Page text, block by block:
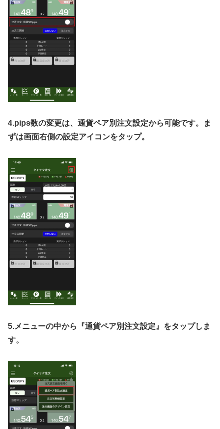
4.pips数の変更は、通貨ペア別注文設定から可能です。ま
ずは画面右側の設定アイコンをタップ。
5.メニューの中から『通貨ペア別注文設定』をタップしま
す。